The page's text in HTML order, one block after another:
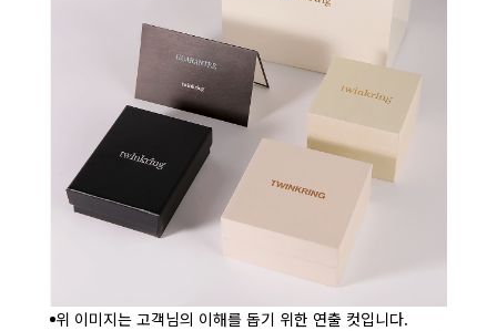
위 이미지는 고객님의 이해를 돕기 위한 연출 컷입니다.